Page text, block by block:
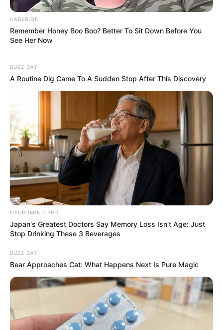
HABERION
Remember Honey Boo Boo? Better To Sit Down Before You
See Her Now
BUZZ DAY
A Routine Dig Came To A Sudden Stop After This Discovery
NEUROMIND PRO
Japan's Greatest Doctors Say Memory Loss Isn't Age: Just
Stop Drinking These 3 Beverages
BUZZ DAY
Bear Approaches Cat: What Happens Next Is Pure Magic